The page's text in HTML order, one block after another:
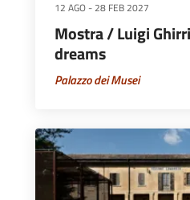
12 AGO -28 FEB 2027
Mostra / Luigi
dreams
Palazzo dei Musei